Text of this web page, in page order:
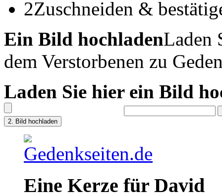
2Zuschneiden &
Ein Bild hochladenLaden
dem Verstorbenen zu
Laden Sie hier ein Bild
Eine Kerze für David